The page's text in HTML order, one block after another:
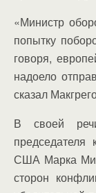
«Министр
попытку
говоря,
надоело
сказал
В своей
председателя
США Марка
сторон